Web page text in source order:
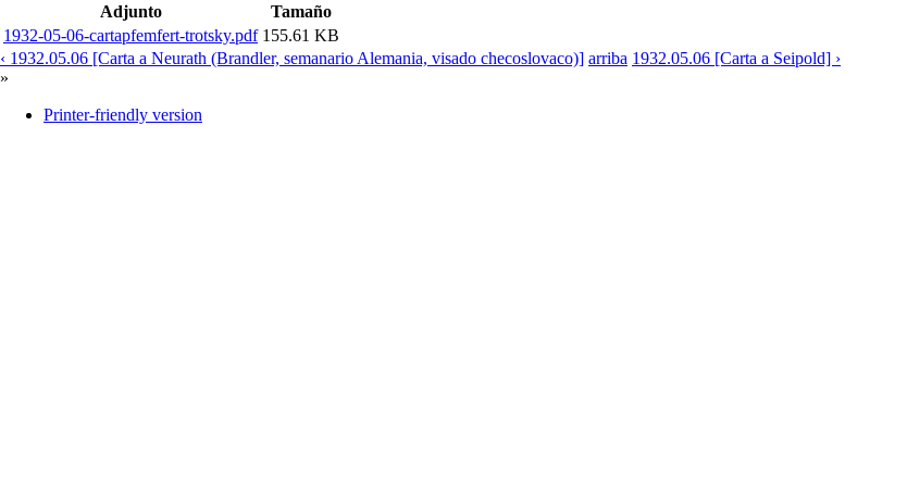
Adjunto
Tamaño
1932-05-06-cartapfemfert-trotsky.pdf 155.61 KB
‹ 1932.05.06 [Carta a Neurath (Brandler, semanario Alemania, visado checoslovaco)] arriba 1932.05.06 [Carta a Seipold] ›
»
Printer-friendly version